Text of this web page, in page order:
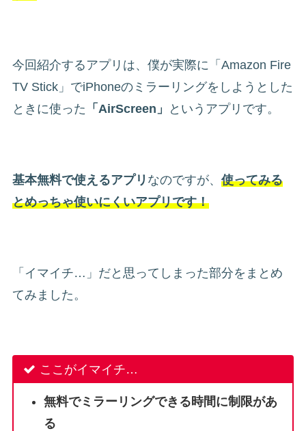
今回紹介するアプリは、僕が実際に「Amazon Fire
TV Stick」でiPhoneのミラーリングをしようとした
ときに使った 「AirScreen」 というアプリです。
基本無料で使えるアプリ なのですが、 使ってみる
とめっちゃ使いにくいアプリです！
「イマイチ…」だと思ってしまった部分をまとめ
てみました。
ここがイマイチ…
無料でミラーリングできる時間に制限があ
る